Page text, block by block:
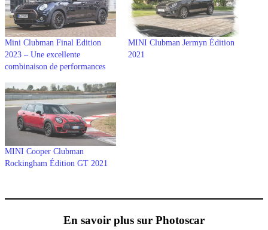
Mini Clubman Final Edition
2023 – Une excellente
combinaison de performances
MINI Clubman Jermyn Édition
2021
MINI Cooper Clubman
Rockingham Édition GT 2021
En savoir plus sur Photoscar